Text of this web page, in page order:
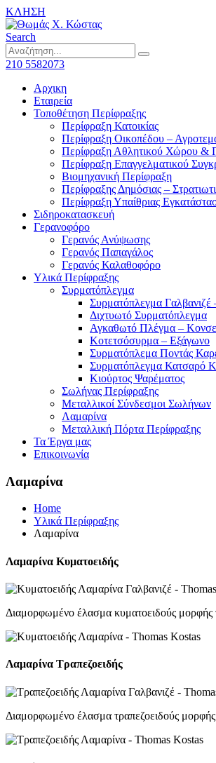
ΚΛΗΣΗ
Search
210 5582073
Αρχικη
Εταιρεία
Τοποθέτηση Περίφραξης
Περίφραξη Κατοικίας
Περίφραξη Οικοπέδου –
Περίφραξη Αθλητικού Χώρου &
Περίφραξη Επαγγελματικού
Βιομηχανική Περίφραξη
Περίφραξης Δημόσιας –
Περίφραξη Υπαίθριας
Σιδηροκατασκευή
Γερανοφόρο
Γερανός Ανύψωσης
Γερανός Παπαγάλος
Γερανός Καλαθοφόρο
Υλικά Περίφραξης
Συρματόπλεγμα
Συρματόπλεγμα Γαλβανιζέ
Διχτυωτό Συρματόπλεγμα
Αγκαθωτό Πλέγμα –
Κοτετσόσυρμα – Εξάγωνο
Συρματόπλεμα Ποντάς
Συρματόπλεγμα Κατσαρό
Κιούρτος Ψαρέματος
Σωλήνας Περίφραξης
Μεταλλικοί Σύνδεσμοι Σωλήνων
Λαμαρίνα
Μεταλλική Πόρτα Περίφραξης
Τα Έργα μας
Επικοινωνία
Λαμαρίνα
Home
Υλικά Περίφραξης
Λαμαρίνα
Λαμαρίνα Κυματοειδής
Διαμορφωμένο έλασμα κυματοειδούς μορφής
Λαμαρίνα Τραπεζοειδής
Διαμορφωμένο έλασμα τραπεζοειδούς